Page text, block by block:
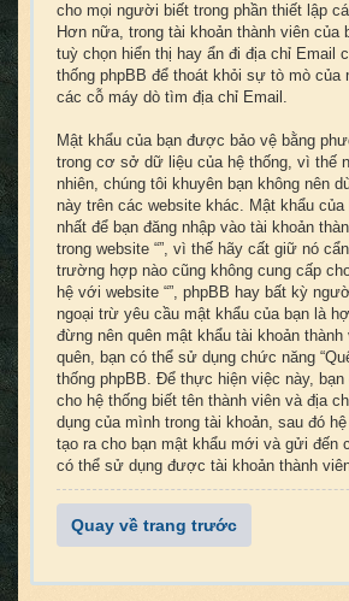
cho mọi người biết trong phần thiết lập
Hơn nữa, trong tài khoản thành viên của
tuỳ chọn hiển thị hay ẩn đi địa chỉ Email
thống phpBB để thoát khỏi sự tò mò của
các cỗ máy dò tìm địa chỉ Email.
Mật khẩu của bạn được bảo vệ bằng
trong cơ sở dữ liệu của hệ thống, vì thế
nhiên, chúng tôi khuyên bạn không nên
này trên các website khác. Mật khẩu
nhất để bạn đăng nhập vào tài khoản
trong website “”, vì thế hãy cất giữ nó
trường hợp nào cũng không cung cấp
hệ với website “”, phpBB hay bất kỳ
ngoại trừ yêu cầu mật khẩu của bạn là
đừng nên quên mật khẩu tài khoản
quên, bạn có thể sử dụng chức năng
thống phpBB. Để thực hiện việc này, bạn
cho hệ thống biết tên thành viên và địa
dụng của mình trong tài khoản, sau đó
tạo ra cho bạn mật khẩu mới và gửi đến
có thể sử dụng được tài khoản thành
Quay về trang trước